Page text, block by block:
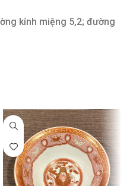
kính miệng 5,2; đường